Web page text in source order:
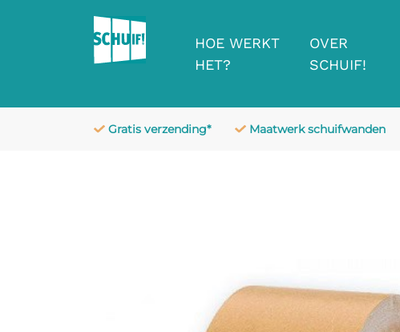
HOE WERKT
HET?
OVER
SCHUIF!
Gratis verzending* Maatwerk schuifwanden